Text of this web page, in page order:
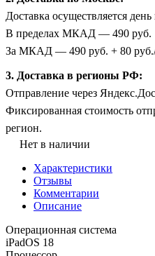
Доставка осуществляется
В пределах МКАД — 490 руб.
За МКАД — 490 руб. + 80
3. Доставка в регионы РФ:
Отправление через
Фиксированная стоимость
регион.
Нет в наличии
Характеристики
Отзывы
Комментарии
Описание
Операционная система
iPadOS 18